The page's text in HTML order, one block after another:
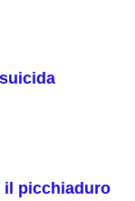
il picchiaduro